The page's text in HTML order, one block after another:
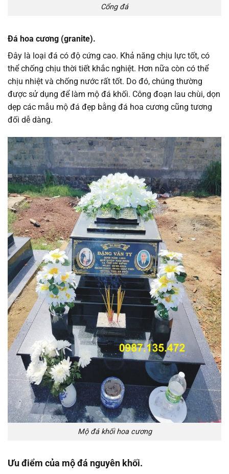
Cổng đá
Đá hoa cương (granite).
Đây là loại đá có độ cứng cao. Khả năng chịu lực tốt, có
thể chống chịu thời tiết khắc nghiệt. Hơn nữa còn có thể
chịu nhiệt và chống nước rất tốt. Do đó, chúng thường
được sử dụng để làm mộ đá khối. Công đoạn lau chùi, dọn
dẹp các mẫu mộ đá đẹp bằng đá hoa cương cũng tương
đối dễ dàng.
Mộ đá khối hoa cương
Ưu điểm của mộ đá nguyên khối.